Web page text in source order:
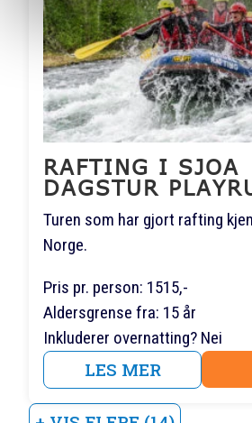
RAFTING I SJOA
DAGSTUR
Turen som har gjort rafting
Norge.
Pris pr. person: 1515,-
Aldersgrense fra: 15 år
Inkluderer overnatting? Nei
LES MER